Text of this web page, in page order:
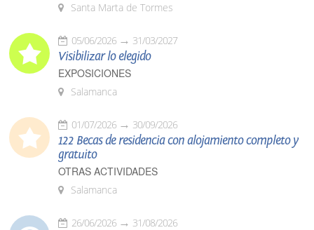
Santa Marta de Tormes
05/06/2026 31/03/2027
Visibilizar lo elegido
EXPOSICIONES
Salamanca
01/07/2026 30/09/2026
122 Becas de residencia con alojamiento completo y
gratuito
OTRAS ACTIVIDADES
Salamanca
26/06/2026 31/08/2026